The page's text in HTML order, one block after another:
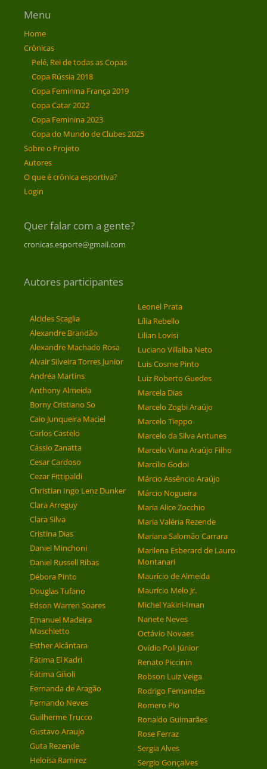
Menu
Home
Crônicas
Pelé, Rei de todas as Copas
Copa Rússia 2018
Copa Feminina França 2019
Copa Catar 2022
Copa Feminina 2023
Copa do Mundo de Clubes 2025
Sobre o Projeto
Autores
O que é crônica esportiva?
Login
Quer falar com a gente?
cronicas.esporte@gmail.com
Autores participantes
Alcides Scaglia
Alexandre Brandão
Alexandre Machado Rosa
Alvair Silveira Torres Junior
Andréa Martins
Anthony Almeida
Borny Cristiano So
Caio Junqueira Maciel
Carlos Castelo
Cássio Zanatta
Cesar Cardoso
Cezar Fittipaldi
Christian Ingo Lenz Dunker
Clara Arreguy
Clara Silva
Cristina Dias
Daniel Minchoni
Daniel Russell Ribas
Débora Pinto
Douglas Tufano
Edson Warren Soares
Emanuel Madeira
Maschietto
Esther Alcântara
Fátima El Kadri
Fátima Gilioli
Fernanda de Aragão
Fernando Neves
Guilherme Trucco
Gustavo Araujo
Guta Rezende
Heloísa Ramirez
Leonel Prata
Lília Rebello
Lilian Lovisi
Luciano Villalba Neto
Luis Cosme Pinto
Luiz Roberto Guedes
Marcela Dias
Marcelo Zogbi Araújo
Marcelo Tieppo
Marcelo da Silva Antunes
Marcelo Viana Araújo Filho
Marcílio Godoi
Márcio Assêncio Araújo
Márcio Nogueira
Maria Alice Zocchio
Maria Valéria Rezende
Mariana Salomão Carrara
Marilena Esberard de Lauro
Montanari
Maurício de Almeida
Maurício Melo Jr.
Michel Yakini-Iman
Nanete Neves
Octávio Novaes
Ovídio Poli Júnior
Renato Piccinin
Robson Luiz Veiga
Rodrigo Fernandes
Romero Pio
Ronaldo Guimarães
Rose Ferraz
Sergia Alves
Sergio Gonçalves